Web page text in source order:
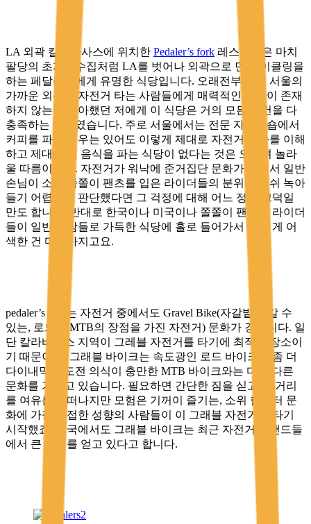
LA 외곽 칼라바사스에 위치한 Pedaler’s fork 레스토랑은 마치
팔당의 초계국수집처럼 LA를 벗어나 외곽으로 먼 사이클링을
하는 페달러들에게 유명한 식당입니다. 오래전부터 왜 서울의
가까운 외곽에 자전거 타는 사람들에게 매력적인 식당이 존재
하지 않는지 의아했던 저에게 이 식당은 거의 모든 조건을 다
충족하는 장소였습니다. 주로 서울에서는 전문 자전거숍에서
커피를 파는 경우는 있어도 이렇게 제대로 자전거 문화를 이해
하고 제대로 된 음식을 파는 식당이 없다는 것은 오히려 놀라
울 따름이었죠. 자전거가 워낙에 준거집단 문화가 강해서 일반
손님이 소위 쫄쫄이 팬츠를 입은 라이더들의 분위기에 쉬 녹아
들기 어렵다고 판단했다면 그 걱정에 대해 어느 정도 끄덕일
만도 합니다. 반대로 한국이나 미국이나 쫄쫄이 팬츠의 라이더
들이 일반 사람들로 가득한 식당에 홀로 들어가서 먹는 게 어
색한 건 마찬가지고요.
pedaler’s fork는 자전거 중에서도 Gravel Bike(자갈밭을 갈 수
있는, 로드와 MTB의 장점을 가진 자전거) 문화가 강합니다. 일
단 칼라바사스 지역이 그레블 자전거를 타기에 최적의 장소이
기 때문이죠. 그래블 바이크는 속도광인 로드 바이크와 좀 더
다이내믹한 도전 의식이 충만한 MTB 바이크와는 다소 다른
문화를 가지고 있습니다. 필요하면 간단한 짐을 싣고 먼 거리
를 여유롭게 떠나지만 모험은 기꺼이 즐기는, 소위 힙스터 문
화에 가장 근접한 성향의 사람들이 이 그래블 자전거를 타기
시작했죠. 한국에서도 그래블 바이크는 최근 자전거 브랜드들
에서 큰 인기를 얻고 있다고 합니다.